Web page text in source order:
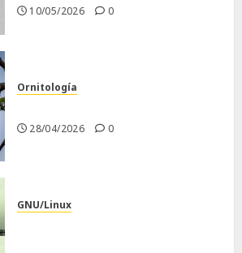
10/05/2026 0
Ornitología
28/04/2026 0
GNU/Linux